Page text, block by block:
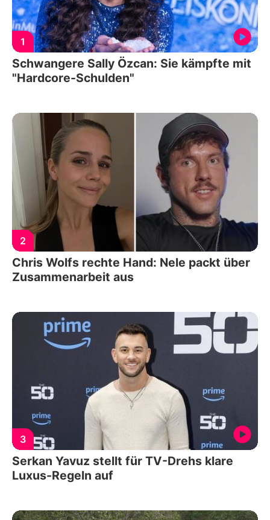
1
Schwangere Sally Özcan: Sie kämpfte mit
"Hardcore-Schulden"
2
Chris Wolfs rechte Hand: Nele packt über
Zusammenarbeit aus
3
Serkan Yavuz stellt für TV-Drehs klare
Luxus-Regeln auf